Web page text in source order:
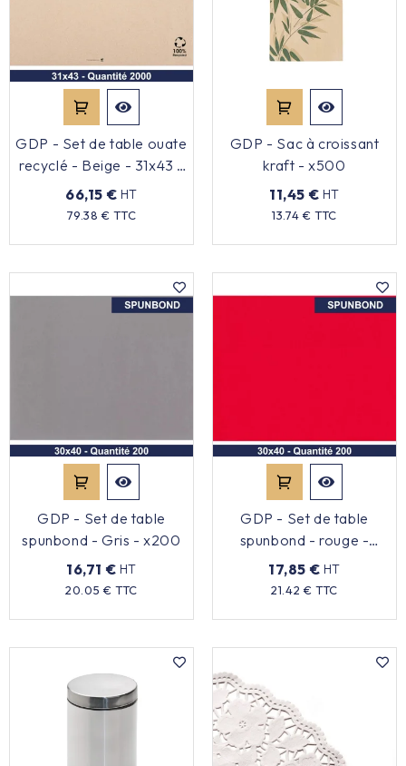
GDP - Set de table ouate
recyclé - Beige - 31x43 -
x2000
66,15 € HT
79.38 € TTC
Prix
GDP - Sac à croissant
kraft - x500
11,45 € HT
13.74 € TTC
Prix
GDP - Set de table
spunbond - Gris - x200
16,71 € HT
20.05 € TTC
Prix
GDP - Set de table
spunbond - rouge -
30x40 - x200
17,85 € HT
21.42 € TTC
Prix